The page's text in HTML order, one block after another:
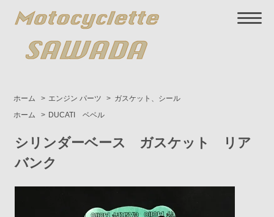
ホーム > エンジン パーツ > ガスケット、シール
ホーム
> DUCATI ベベル
シリンダーベース ガスケット リア
バンク